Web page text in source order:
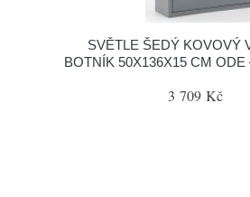
SVĚTLE ŠEDÝ KOVOVÝ
BOTNÍK 50X136X15 CM ODE
3 709 Kč